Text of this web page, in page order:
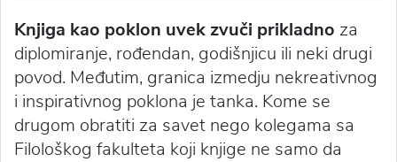
Knjiga kao poklon uvek zvuči prikladno za
diplomiranje, rođendan, godišnjicu ili neki drugi
povod. Međutim, granica izmedju nekreativnog
i inspirativnog poklona je tanka. Kome se
drugom obratiti za savet nego kolegama sa
Filološkog fakulteta koji knjige ne samo da